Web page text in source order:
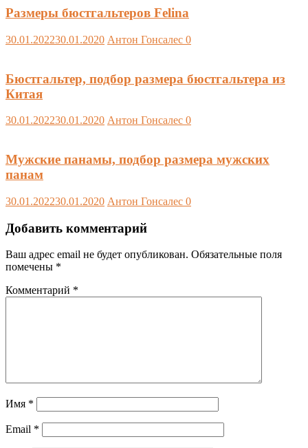
Размеры бюстгальтеров Felina
30.01.202230.01.2020 Антон Гонсалес 0
Бюстгальтер, подбор размера бюстгальтера из
Китая
30.01.202230.01.2020 Антон Гонсалес 0
Мужские панамы, подбор размера мужских
панам
30.01.202230.01.2020 Антон Гонсалес 0
Добавить комментарий
Ваш адрес email не будет опубликован. Обязательные поля
помечены *
Комментарий *
Имя *
Email *